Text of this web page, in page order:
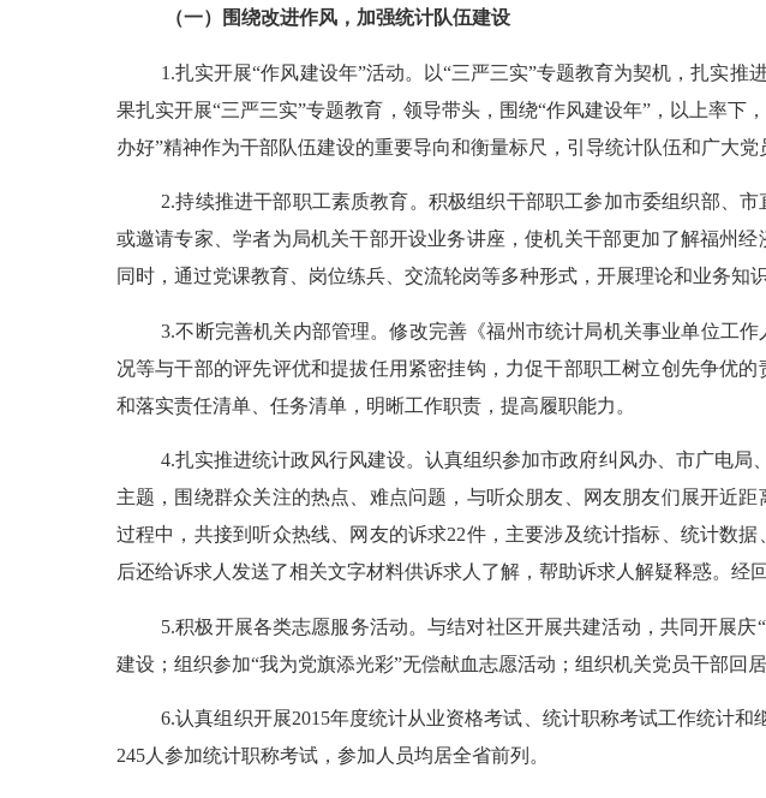
（一）围绕改进作风，加强统计队伍建设
1.扎实开展“作风建设年”活动。以“三严三实”专题教育为契机，扎实推
果扎实开展“三严三实”专题教育，领导带头，围绕“作风建设年” ，以上率下
办好”精神作为干部队伍建设的重要导向和衡量标尺，引导统计队伍和广大
2.持续推进干部职工素质教育。积极组织干部职工参加市委组织部、
或邀请专家、学者为局机关干部开设业务讲座，使机关干部更加了解福州
同时，通过党课教育、岗位练兵、交流轮岗等多种形式，开展理论和业务知
3.不断完善机关内部管理。修改完善《福州市统计局机关事业单位工
况等与干部的评先评优和提拔任用紧密挂钩，力促干部职工树立创先争优
和落实责任清单、任务清单，明晰工作职责，提高履职能力。
4.扎实推进统计政风行风建设。认真组织参加市政府纠风办、市广电局
主题，围绕群众关注的热点、难点问题，与听众朋友、网友朋友们展开近
过程中，共接到听众热线、网友的诉求22件，主要涉及统计指标、统计数
后还给诉求人发送了相关文字材料供诉求人了解，帮助诉求人解疑释惑。经
5.积极开展各类志愿服务活动。与结对社区开展共建活动，共同开展庆“
建设；组织参加“我为党旗添光彩”无偿献血志愿活动；组织机关党员干部回
6.认真组织开展2015年度统计从业资格考试、统计职称考试工作统计和
245人参加统计职称考试，参加人员均居全省前列。